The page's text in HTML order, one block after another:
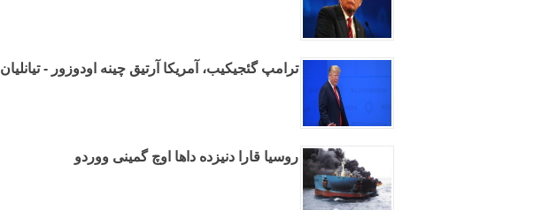
ترامپ گئجیکیب، آمریکا آرتیق چینه اودوزور - تیانلیان
روسیا قارا دنیزده داها اوچ گمینی ووردو